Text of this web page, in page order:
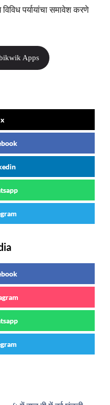
पर्यायांचा समावेश करणे
Apps
x